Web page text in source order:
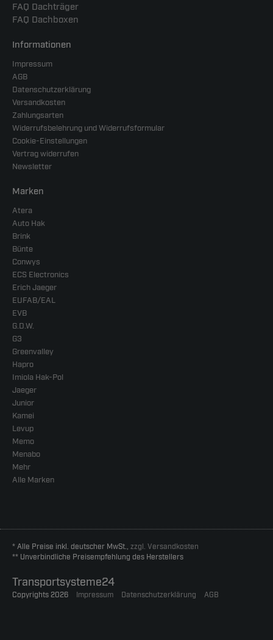
FAQ Dachträger
FAQ Dachboxen
Informationen
Impressum
AGB
Datenschutzerklärung
Versandkosten
Zahlungsarten
Widerrufsbelehrung und Widerrufsformular
Cookie-Einstellungen
Vertrag widerrufen
Newsletter
Marken
Atera
Auto Hak
Brink
Bünte
Conwys
ECS Electronics
Erich Jaeger
EUFAB/EAL
EVB
G.D.W.
G3
Greenvalley
Hapro
Imiola Hak-Pol
Jaeger
Junior
Kamei
Levup
Memo
Menabo
Mehr
Alle Marken
* Alle Preise inkl. deutscher MwSt., zzgl. Versandkosten
** Unverbindliche Preisempfehlung des Herstellers
Transportsysteme24
Copyrights 2026 Impressum Datenschutzerklärung AGB